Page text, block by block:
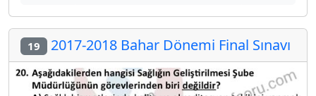
19 2017-2018 Bahar Dönemi Final Sınavı